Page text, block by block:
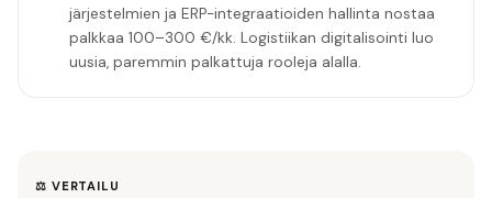
järjestelmien ja ERP-integraatioiden hallinta nostaa
palkkaa 100–300 €/kk. Logistiikan digitalisointi luo
uusia, paremmin palkattuja rooleja alalla.
⚖️ VERTAILU